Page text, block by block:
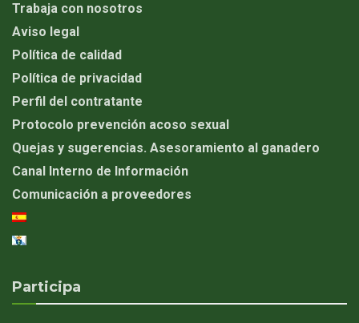
Trabaja con nosotros
Aviso legal
Política de calidad
Política de privacidad
Perfil del contratante
Protocolo prevención acoso sexual
Quejas y sugerencias. Asesoramiento al ganadero
Canal Interno de Información
Comunicación a proveedores
Participa